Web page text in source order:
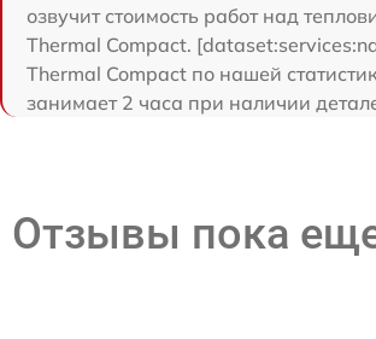
озвучит стоимость работ над
Thermal Compact.
Thermal Compact по нашей
занимает 2 часа при наличии
Отзывы пока